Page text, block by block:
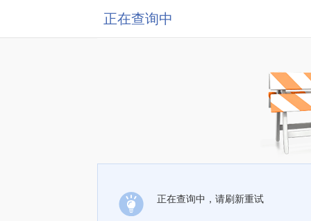
正在查询中
正在查询中，请刷新重试